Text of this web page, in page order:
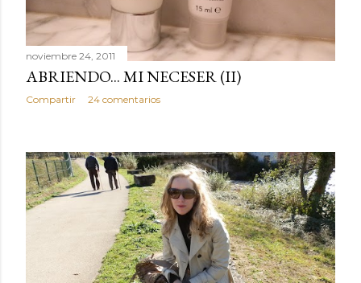
noviembre 24, 2011
ABRIENDO... MI NECESER (II)
Compartir 24 comentarios